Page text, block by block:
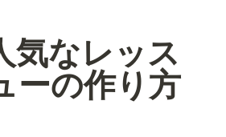
気なレッス
ーの作り方